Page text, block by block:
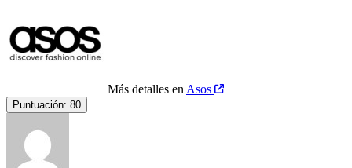
Más detalles en Asos
Puntuación: 80